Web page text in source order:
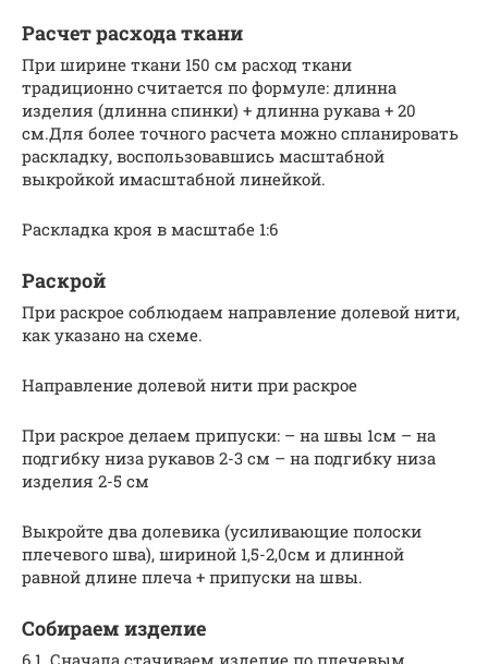
Расчет расхода ткани
При ширине ткани 150 см расход ткани
традиционно считается по формуле: длинна
изделия (длинна спинки) + длинна рукава + 20
см.Для более точного расчета можно спланировать
раскладку, воспользовавшись масштабной
выкройкой имасштабной линейкой.
Раскладка кроя в масштабе 1:6
Раскрой
При раскрое соблюдаем направление долевой нити,
как указано на схеме.
Направление долевой нити при раскрое
При раскрое делаем припуски: – на швы 1см – на
подгибку низа рукавов 2-3 см – на подгибку низа
изделия 2-5 см
Выкройте два долевика (усиливающие полоски
плечевого шва), шириной 1,5-2,0см и длинной
равной длине плеча + припуски на швы.
Собираем изделие